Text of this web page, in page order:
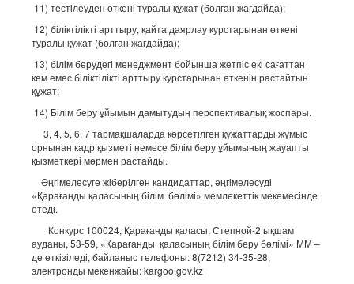
11) тестілеуден өткені туралы құжат (болған жағдайда);
12) біліктілікті арттыру, қайта даярлау курстарынан өткені
туралы құжат (болған жағдайда);
13) білім берудегі менеджмент бойынша жетпіс екі сағаттан
кем емес біліктілікті арттыру курстарынан өткенін растайтын
құжат;
14) Білім беру ұйымын дамытудың перспективалық жоспары.
3, 4, 5, 6, 7 тармақшаларда көрсетілген құжаттарды жұмыс
орнынан кадр қызметі немесе білім беру ұйымының жауапты
қызметкері мөрмен растайды.
Әңгімелесуге жіберілген кандидаттар, әңгімелесуді
«Қарағанды қаласының білім бөлімі» мемлекеттік мекемесінде
өтеді.
Конкурс 100024, Қарағанды қаласы, Степной-2 ықшам
ауданы, 53-59, «Қарағанды қаласының білім беру бөлімі» ММ –
де өткізіледі, байланыс телефоны: 8(7212) 34-35-28,
электронды мекенжайы: kargoo.gov.kz